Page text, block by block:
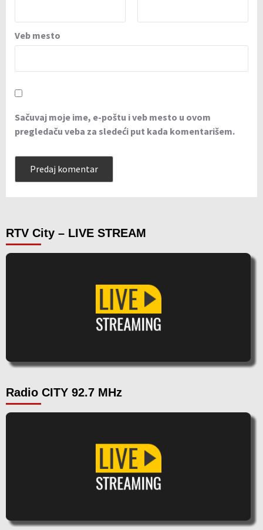
Veb mesto
Sačuvaj moje ime, e-poštu i veb mesto u ovom
pregledaču veba za sledeći put kada komentarišem.
RTV City – LIVE STREAM
Radio CITY 92.7 MHz